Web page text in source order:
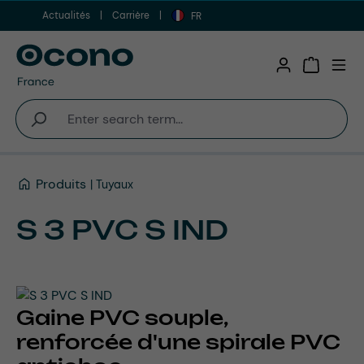
Aller au contenu principal
Actualités Carrière FR
Produits Tuyaux
S 3 PVC S IND
Gaine PVC souple,
renforcée d'une spirale PVC